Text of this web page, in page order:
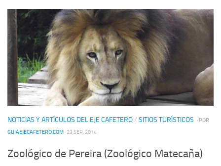
NOTICIAS Y ARTÍCULOS DEL EJE CAFETERO/ SITIOS TURÍSTICOS · POR
GUIAEJECAFETERO.COM · 23 SEP, 2014
Zoológico de Pereira (Zoológico Matecaña)